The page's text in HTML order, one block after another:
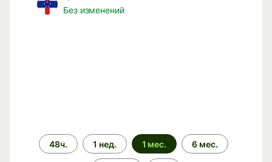
Без изменений
Период
времени
48ч. 1 нед. 1 мес. 6 мес.